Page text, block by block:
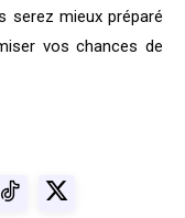
serez mieux préparé
vos chances de